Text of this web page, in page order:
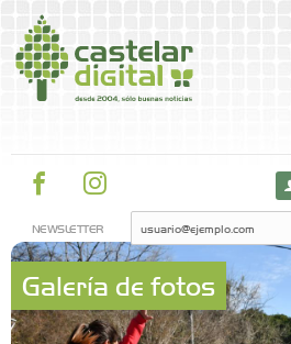
NEWSLETTER
Galería de fotos